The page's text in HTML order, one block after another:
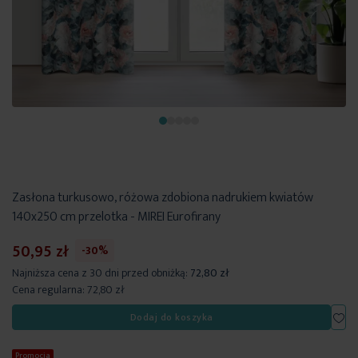
Zasłona turkusowo, różowa zdobiona nadrukiem kwiatów
140x250 cm przelotka - MIREI Eurofirany
50,95 zł
-30%
Najniższa cena z 30 dni przed obniżką: 72,80 zł
Cena regularna: 72,80 zł
Dodaj do koszyka
Promocja